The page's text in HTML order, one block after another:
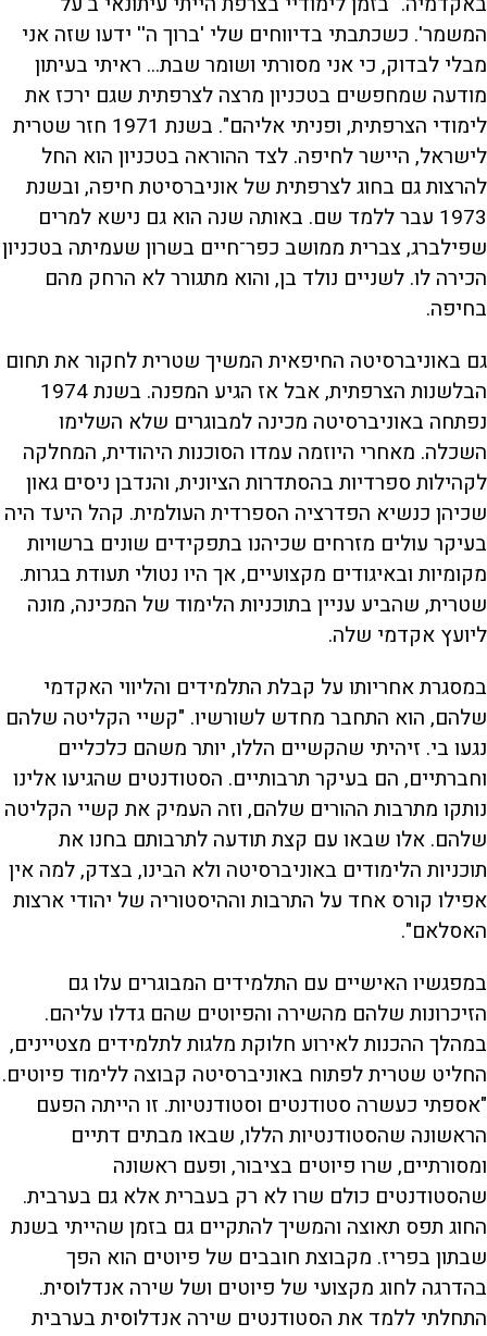
המשמר'. כשכתבתי בדיווחים שלי 'ברוך ה'' ידעו שזה אני
מבלי לבדוק, כי אני מסורתי ושומר שבת... ראיתי בעיתון
מודעה שמחפשים בטכניון מרצה לצרפתית שגם ירכז את
לימודי הצרפתית, ופניתי אליהם". בשנת 1971 חזר שטרית
לישראל, היישר לחיפה. לצד ההוראה בטכניון הוא החל
להרצות גם בחוג לצרפתית של אוניברסיטת חיפה, ובשנת
1973 עבר ללמד שם. באותה שנה הוא גם נישא למרים
שפילברג, צברית ממושב כפר־חיים בשרון שעמיתה בטכניון
הכירה לו. לשניים נולד בן, והוא מתגורר לא הרחק מהם
בחיפה.
גם באוניברסיטה החיפאית המשיך שטרית לחקור את תחום
הבלשנות הצרפתית, אבל אז הגיע המפנה. בשנת 1974
נפתחה באוניברסיטה מכינה למבוגרים שלא השלימו
השכלה. מאחרי היוזמה עמדו הסוכנות היהודית, המחלקה
לקהילות ספרדיות בהסתדרות הציונית, והנדבן ניסים גאון
שכיהן כנשיא הפדרציה הספרדית העולמית. קהל היעד היה
בעיקר עולים מזרחים שכיהנו בתפקידים שונים ברשויות
מקומיות ובאיגודים מקצועיים, אך היו נטולי תעודת בגרות.
שטרית, שהביע עניין בתוכניות הלימוד של המכינה, מונה
ליועץ אקדמי שלה.
במסגרת אחריותו על קבלת התלמידים והליווי האקדמי
שלהם, הוא התחבר מחדש לשורשיו. "קשיי הקליטה שלהם
נגעו בי. זיהיתי שהקשיים הללו, יותר משהם כלכליים
וחברתיים, הם בעיקר תרבותיים. הסטודנטים שהגיעו אלינו
נותקו מתרבות ההורים שלהם, וזה העמיק את קשיי הקליטה
שלהם. אלו שבאו עם קצת תודעה לתרבותם בחנו את
תוכניות הלימודים באוניברסיטה ולא הבינו, בצדק, למה אין
אפילו קורס אחד על התרבות וההיסטוריה של יהודי ארצות
האסלאם".
במפגשיו האישיים עם התלמידים המבוגרים עלו גם
הזיכרונות שלהם מהשירה והפיוטים שהם גדלו עליהם.
במהלך ההכנות לאירוע חלוקת מלגות לתלמידים מצטיינים,
החליט שטרית לפתוח באוניברסיטה קבוצה ללימוד פיוטים.
"אספתי כעשרה סטודנטים וסטודנטיות. זו הייתה הפעם
הראשונה שהסטודנטיות הללו, שבאו מבתים דתיים
ומסורתיים, שרו פיוטים בציבור, ופעם ראשונה
שהסטודנטים כולם שרו לא רק בעברית אלא גם בערבית.
החוג תפס תאוצה והמשיך להתקיים גם בזמן שהייתי בשנת
שבתון בפריז. מקבוצת חובבים של פיוטים הוא הפך
בהדרגה לחוג מקצועי של פיוטים ושל שירה אנדלוסית.
התחלתי ללמד את הסטודנטים שירה אנדלוסית בערבית